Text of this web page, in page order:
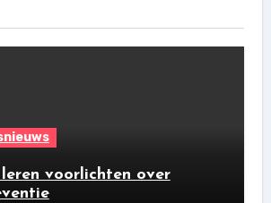
voorlichten over